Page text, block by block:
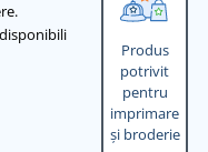
Produs
potrivit
pentru
imprimare
și broderie